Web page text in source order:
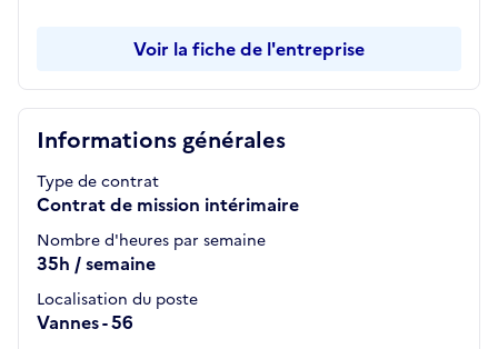
Informations générales
Type de contrat
Contrat de mission intérimaire
Nombre d'heures par semaine
35h / semaine
Localisation du poste
Vannes - 56
Voir la fiche de l'entreprise